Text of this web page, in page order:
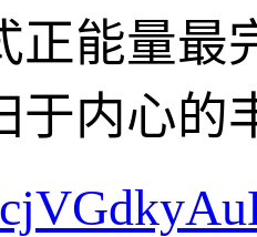
正能量最
于内心的